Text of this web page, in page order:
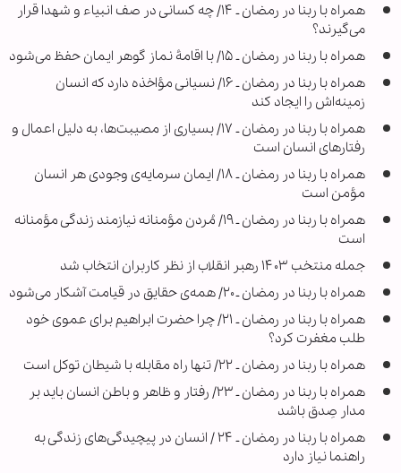
همراه با ربنا در رمضان ـ ۱۴/ چه کسانی در صف انبیاء و شهدا قرار
می‌گیرند؟
همراه با ربنا در رمضان ـ ۱۵/ با اقامۀ نماز گوهر ایمان حفظ می‌شود
همراه با ربنا در رمضان ـ ۱۶/ نسیانی مؤاخذه دارد که انسان
زمینه‌اش را ایجاد کند
همراه با ربنا در رمضان ـ ۱۷/ بسیاری از مصیبت‌ها، به دلیل اعمال و
رفتارهای انسان‌ است
همراه با ربنا در رمضان ـ ۱۸/ ایمان سرمایه‌ی وجودی هر انسان
مؤمن است
همراه با ربنا در رمضان ـ ۱۹/ مُردن مؤمنانه نیازمند زندگی مؤمنانه
است
جمله منتخب ۱۴۰۳ رهبر انقلاب از نظر کاربران انتخاب شد
همراه با ربنا در رمضان ـ ۲۰/ همه‌ی حقایق در قیامت آشکار می‌شود
همراه با ربنا در رمضان ـ ۲۱/ چرا حضرت ابراهیم برای عموی خود
طلب مغفرت کرد؟
همراه با ربنا در رمضان ـ ۲۲/ تنها راه مقابله با شیطان توکل است
همراه با ربنا در رمضان ـ ۲۳/ رفتار و ظاهر و باطن انسان باید بر
مدار صِدق باشد
همراه با ربنا در رمضان ـ ۲۴ / انسان در پیچیدگی‌های زندگی به
راهنما نیاز دارد